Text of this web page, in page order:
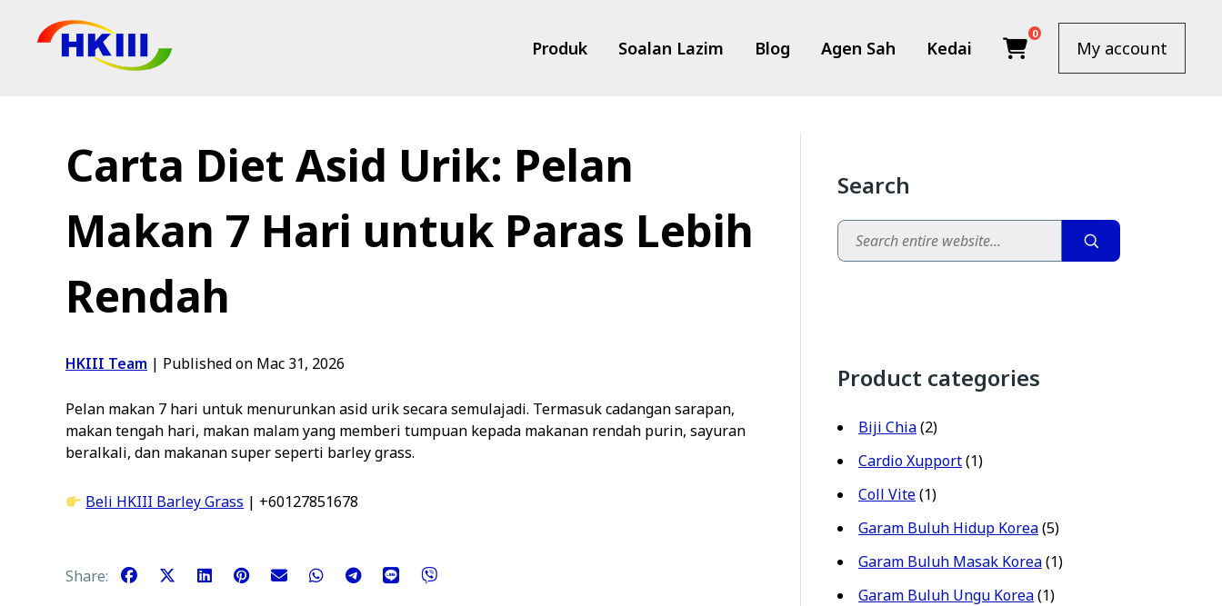
Blog
Kedai
Produk Soalan Lazim Blog Agen Sah Kedai
0
My account
Carta Diet Asid Urik: Pelan
Makan 7 Hari untuk Paras Lebih
Rendah
HKIII Team | Published on Mac 31, 2026
Pelan makan 7 hari untuk menurunkan asid urik secara semulajadi. Termasuk cadangan sarapan,
makan tengah hari, makan malam yang memberi tumpuan kepada makanan rendah purin, sayuran
beralkali, dan makanan super seperti barley grass.
Beli HKIII Barley Grass | +60127851678
Share:
Search
Search
Product categories
Biji Chia(2)
Cardio Xupport(1)
Coll Vite(1)
Garam Buluh Hidup Korea(5)
Garam Buluh Masak Korea(1)
Garam Buluh Ungu Korea(1)